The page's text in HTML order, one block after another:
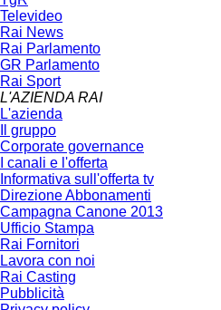
Televideo
Rai News
Rai Parlamento
GR Parlamento
Rai Sport
L'AZIENDA RAI
L'azienda
Il gruppo
Corporate governance
I canali e l'offerta
Informativa sull'offerta tv
Direzione Abbonamenti
Campagna Canone 2013
Ufficio Stampa
Rai Fornitori
Lavora con noi
Rai Casting
Pubblicità